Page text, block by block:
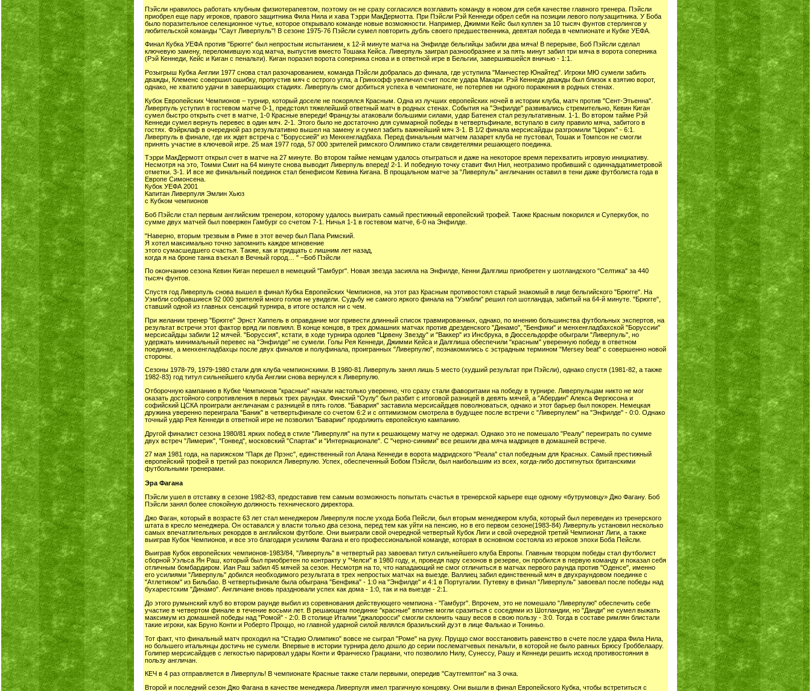
Пэйсли нравилось работать клубным физиотерапевтом, поэтому он не сразу согласился возглавить команду в новом для себя качестве главного тренера. Пэйсли
приобрел еще пару игроков, правого защитника Фила Нила и хава Тэрри МакДермотта. При Пэйсли Рэй Кеннеди обрел себя на позиции левого полузащитника. У Боба
было поразительное селекционное чутье, которое открывало команде новые возможности. Например, Джимми Кейc был куплен за 10 тысяч фунтов стерлингов у
любительской команды "Саут Ливерпуль"! В сезоне 1975-76 Пэйсли сумел повторить дубль своего предшественника, девятая победа в чемпионате и Кубке УЕФА.
Финал Кубка УЕФА против "Брюгге" был непростым испытанием, к 12-й минуте матча на Энфилде бельгийцы забили два мяча! В перерыве, Боб Пэйсли сделал
ключевую замену, переломившую ход матча, выпустив вместо Тошака Кейcа. Ливерпуль заиграл разнообразнее и за пять минут забил три мяча в ворота соперника
(Рэй Кеннеди, Кейc и Киган с пенальти). Киган поразил ворота соперника снова и в ответной игре в Бельгии, завершившейся вничью - 1:1.
Розыгрыш Кубка Англии 1977 снова стал разочарованием, команда Пэйсли добралась до финала, где уступила "Манчестер Юнайтед". Игроки МЮ сумели забить
дважды, Клеменс совершил ошибку, пропустив мяч с острого угла, а Гринхофф увеличил счет после удара Макари. Рэй Кеннеди дважды был близок к взятию ворот,
однако, не хватило удачи в завершающих стадиях. Ливерпуль смог добиться успеха в чемпионате, не потерпев ни одного поражения в родных стенах.
Кубок Европейских Чемпионов – турнир, который доселе не покорялся Красным. Одна из лучших европейских ночей в истории клуба, матч против "Сент-Этьенна".
Ливерпуль уступил в гостевом матче 0-1, предстоял тяжелейший ответный матч в родных стенах. События на "Энфилде" развивались стремительно, Кевин Киган
сумел быстро открыть счет в матче, 1-0 Красные впереди! Французы атаковали большими силами, удар Батенея стал результативным. 1-1. Во втором тайме Рэй
Кеннеди сумел вернуть перевес в один мяч. 2-1. Этого было не достаточно для суммарной победы в четвертьфинале, вступало в силу правило мяча, забитого в
гостях. Фэйрклаф в очередной раз результативно вышел на замену и сумел забить важнейший мяч 3-1. В 1/2 финала мерсисайдцы разгромили "Цюрих" - 6:1.
Ливерпуль в финале, где их ждет встреча с "Боруссией" из Менхенгладбаха. Перед финальным матчем лазарет клуба не пустовал, Тошак и Томпсон не смогли
принять участие в ключевой игре. 25 мая 1977 года, 57 000 зрителей римского Олимпико стали свидетелями решающего поединка.
Тэрри МакДермотт открыл счет в матче на 27 минуте. Во втором тайме немцам удалось отыграться и даже на некоторое время перехватить игровую инициативу.
Несмотря на это, Томми Смит на 64 минуте снова выводит Ливерпуль вперед! 2-1. И победную точку ставит Фил Нил, неотразимо пробивший с одиннадцатиметровой
отметки. 3-1. И все же финальный поединок стал бенефисом Кевина Кигана. В прощальном матче за "Ливерпуль" англичанин оставил в тени даже футболиста года в
Европе Симонсена.
Кубок УЕФА 2001
Капитан Ливерпуля Эмлин Хьюз
с Кубком чемпионов
Боб Пэйсли стал первым английским тренером, которому удалось выиграть самый престижный европейский трофей. Также Красным покорился и Суперкубок, по
сумме двух матчей был повержен Гамбург со счетом 7-1. Ничья 1-1 в гостевом матче, 6-0 на Энфилде.
"Наверно, вторым трезвым в Риме в этот вечер был Папа Римский.
Я хотел максимально точно запомнить каждое мгновение
этого сумасшедшего счастья. Также, как и тридцать с лишним лет назад,
когда я на броне танка въехал в Вечный город… " –Боб Пэйсли
По окончанию сезона Кевин Киган перешел в немецкий "Гамбург". Новая звезда засияла на Энфилде, Кенни Далглиш приобретен у шотландского "Селтика" за 440
тысяч фунтов.
Спустя год Ливерпуль снова вышел в финал Кубка Европейских Чемпионов, на этот раз Красным противостоял старый знакомый в лице бельгийского "Брюгге". На
Уэмбли собравшиеся 92 000 зрителей много голов не увидели. Судьбу не самого яркого финала на "Уэмбли" решил гол шотландца, забитый на 64-й минуте. "Брюгге",
ставший одной из главных сенсаций турнира, в итоге остался ни с чем.
При желании тренер "Брюгге" Эрнст Хаппель в оправдание мог привести длинный список травмированных, однако, по мнению большинства футбольных экспертов, на
результат встречи этот фактор вряд ли повлиял. В конце концов, в трех домашних матчах против дрезденского "Динамо", "Бенфики" и менхенгладбахской "Боруссии"
мерсисайдцы забили 12 мячей. "Боруссия", кстати, в ходе турнира одолев "Црвену Звезду" и "Ваккер" из Инсбрука, в Дюссельдорфе обыграли "Ливерпуль", но
удержать минимальный перевес на "Энфилде" не сумели. Голы Рея Кеннеди, Джимми Кейса и Далглиша обеспечили "красным" уверенную победу в ответном
поединке, а менхенгладбахцы после двух финалов и полуфинала, проигранных "Ливерпулю", познакомились с эстрадным термином "Mersey beat" с совершенно новой
стороны.
Сезоны 1978-79, 1979-1980 стали для клуба чемпионскими. В 1980-81 Ливерпуль занял лишь 5 место (худший результат при Пэйсли), однако спустя (1981-82, а также
1982-83) год титул сильнейшего клуба Англии снова вернулся к Ливерпулю.
Отборочную кампанию в Кубке Чемпионов "красные" начали настолько уверенно, что сразу стали фаворитами на победу в турнире. Ливерпульцам никто не мог
оказать достойного сопротивления в первых трех раундах. Финский "Оулу" был разбит с итоговой разницей в девять мячей, а "Абердин" Алекса Фергюсона и
софийский ЦСКА проиграли англичанам с разницей в пять голов. "Бавария" заставила мерсисайдцев поволноваться, однако и этот барьер был покорен. Немецкая
дружина уверенно переиграла "Баник" в четвертьфинале со счетом 6:2 и с оптимизмом смотрела в будущее после встречи с "Ливерпулем" на "Энфилде" - 0:0. Однако
точный удар Рея Кеннеди в ответной игре не позволил "Баварии" продолжить европейскую кампанию.
Другой финалист сезона 1980/81 ярких побед в стиле "Ливерпуля" на пути к решающему матчу не одержал. Однако это не помешало "Реалу" переиграть по сумме
двух встреч "Лимерик", "Гонвед", московский "Спартак" и "Интернационале". С "черно-синими" все решили два мяча мадрицев в домашней встрече.
27 мая 1981 года, на парижском "Парк де Прэнс", единственный гол Алана Кеннеди в ворота мадридского "Реала" стал победным для Красных. Самый престижный
европейский трофей в третий раз покорился Ливерпулю. Успех, обеспеченный Бобом Пэйсли, был наибольшим из всех, когда-либо достигнутых британскими
футбольными тренерами.
Эра Фагана
Пэйсли ушел в отставку в сезоне 1982-83, предоставив тем самым возможность попытать счастья в тренерской карьере еще одному «бутрумовцу» Джо Фагану. Боб
Пэйсли занял более спокойную должность технического директора.
Джо Фаган, который в возрасте 63 лет стал менеджером Ливерпуля после ухода Боба Пейсли, был вторым менеджером клуба, который был переведен из тренерского
штата в кресло менеджера. Он оставался у власти только два сезона, перед тем как уйти на пенсию, но в его первом сезоне(1983-84) Ливерпуль установил несколько
самых впечатлительных рекордов в английском футболе. Они выиграли свой очередной четвертый Кубок Лиги и свой очередной третий Чемпионат Лиги, а также
выиграв Кубок Чемпионов, и все это благодаря усилиям Фагана и его профессиональной команде, которая в основном состояла из игроков эпохи Боба Пейсли.
Выиграв Кубок европейских чемпионов-1983/84, "Ливерпуль" в четвертый раз завоевал титул сильнейшего клуба Европы. Главным творцом победы стал футболист
сборной Уэльса Ян Раш, который был приобретен по контракту у "Челси" в 1980 году, и, проведя пару сезонов в резерве, он пробился в первую команду и показал себя
отличным бомбардиром. Иан Раш забил 45 мячей за сезон. Несмотря на то, что нападающий не смог отличиться в матчах первого раунда против "Оденсе", именно
его усилиями "Ливерпуль" добился необходимого результата в трех непростых матчах на выезде. Валлиец забил единственный мяч в двухраундовом поединке с
"Атлетиком" из Бильбао. В четвертьфинале была обыграна "Бенфика" - 1:0 на "Энфилде" и 4:1 в Португалии. Путевку в финал "Ливерпуль" завоевал после победы над
бухарестским "Динамо". Англичане вновь праздновали успех как дома - 1:0, так и на выезде - 2:1.
До этого румынский клуб во втором раунде выбил из соревнования действующего чемпиона - "Гамбург". Впрочем, это не помешало "Ливерпулю" обеспечить себе
участие в четвертом финале в течение восьми лет. В решающем поединке "красные" вполне могли сразиться с соседями из Шотландии, но "Данди" не сумел выжать
максимум из домашней победы над "Ромой" - 2:0. В столице Италии "джалоросси" смогли склонить чашу весов в свою пользу - 3:0. Тогда в составе римлян блистали
такие игроки, как Бруно Конти и Роберто Проццо, но главной ударной силой являлся бразильский дуэт в лице Фалькао и Тониньо.
Тот факт, что финальный матч проходил на "Стадио Олимпико" вовсе не сыграл "Роме" на руку. Пруццо смог восстановить равенство в счете после удара Фила Нила,
но большего итальянцы достичь не сумели. Впервые в истории турнира дело дошло до серии послематчевых пенальти, в которой не было равных Брюсу Гроббелаару.
Голипер мерсисайдцев с легкостью парировал удары Конти и Франческо Грациани, что позволило Нилу, Сунессу, Рашу и Кеннеди решить исход противостояния в
пользу англичан.
КЕЧ в 4 раз отправляется в Ливерпуль! В чемпионате Красные также стали первыми, опередив "Саутгемптон" на 3 очка.
Второй и последний сезон Джо Фагана в качестве менеджера Ливерпуля имел трагичную концовку. Они вышли в финал Европейского Кубка, чтобы встретиться с